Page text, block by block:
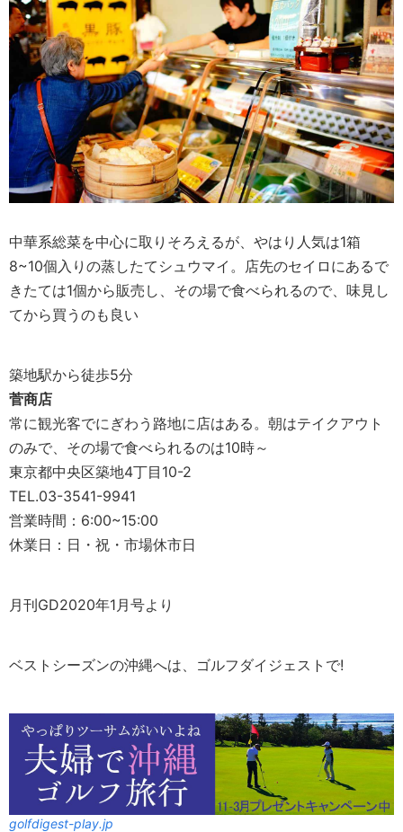
中華系総菜を中心に取りそろえるが、やはり人気は1箱
8~10個入りの蒸したてシュウマイ。店先のセイロにあるで
きたては1個から販売し、その場で食べられるので、味見し
てから買うのも良い
築地駅から徒歩5分
菅商店
常に観光客でにぎわう路地に店はある。朝はテイクアウト
のみで、その場で食べられるのは10時～
東京都中央区築地4丁目10-2
TEL.03-3541-9941
営業時間：6:00~15:00
休業日：日・祝・市場休市日
月刊GD2020年1月号より
ベストシーズンの沖縄へは、ゴルフダイジェストで!
golfdigest-play.jp